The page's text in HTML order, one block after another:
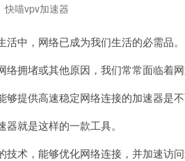
快喵vpv加速器
中，网络已成为我们生活的必需品。
拥堵或其他原因，我们常常面临着网
提供高速稳定网络连接的加速器是不
就是这样的一款工具。
术，能够优化网络连接，并加速访问